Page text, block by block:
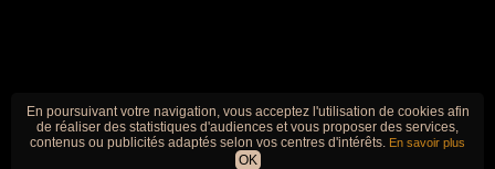
En poursuivant votre navigation, vous acceptez l'utilisation de cookies afin
de réaliser des statistiques d'audiences et vous proposer des services,
contenus ou publicités adaptés selon vos centres d'intérêts. En savoir plus
OK